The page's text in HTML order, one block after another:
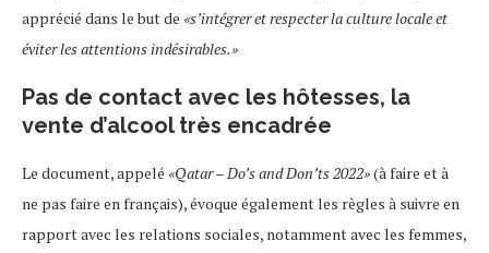
apprécié dans le but de «s’intégrer et respecter la culture locale et
éviter les attentions indésirables.»
Pas de contact avec les hôtesses, la
vente d’alcool très encadrée
Le document, appelé «Qatar – Do’s and Don’ts 2022»(à faire et à
ne pas faire en français), évoque également les règles à suivre en
rapport avec les relations sociales, notamment avec les femmes,